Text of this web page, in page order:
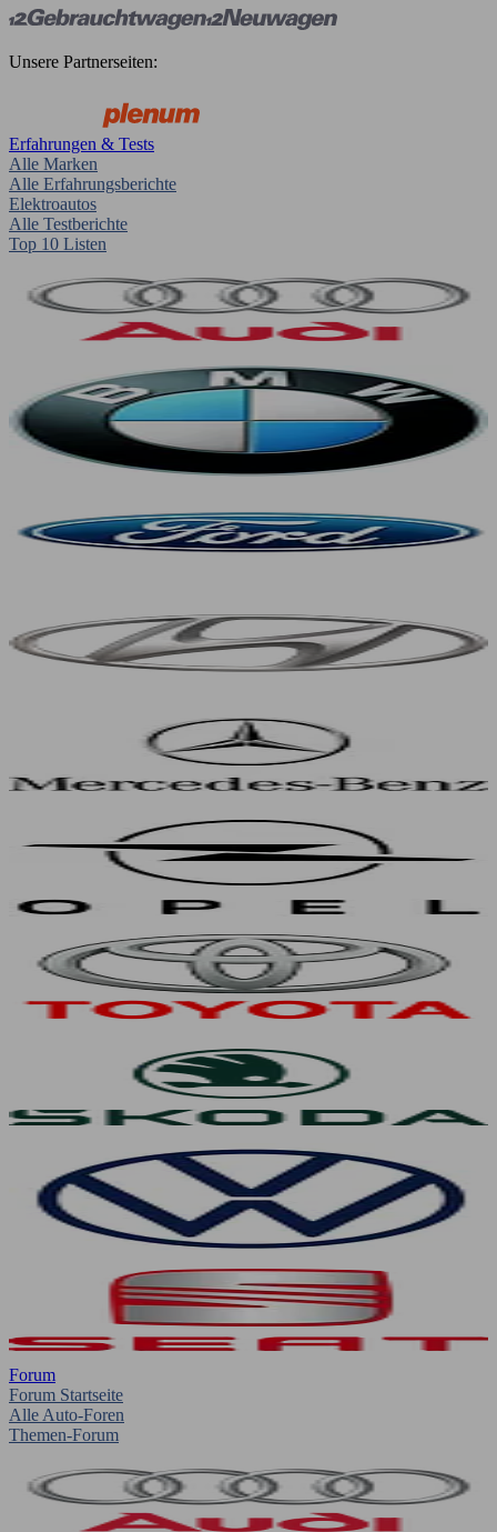
Unsere Partnerseiten:
Erfahrungen & Tests
Alle Marken
Alle Erfahrungsberichte
Elektroautos
Alle Testberichte
Top 10 Listen
Forum
Forum Startseite
Alle Auto-Foren
Themen-Forum